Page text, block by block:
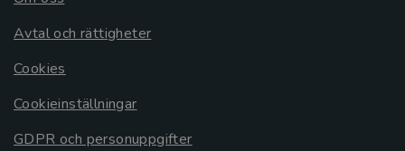
Avtal och rättigheter
Cookies
Cookieinställningar
GDPR och personuppgifter